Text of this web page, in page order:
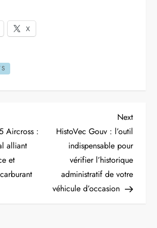
X
Aircross :
alliant
et
Next
Post
Next
HistoVec Gouv : l’outil
indispensable pour
vérifier l’historique
administratif de votre
véhicule d’occasion